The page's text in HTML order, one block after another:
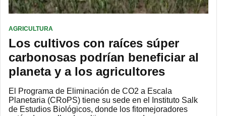
AGRICULTURA
Los cultivos con raíces súper
carbonosas podrían beneficiar al
planeta y a los agricultores
El Programa de Eliminación de CO2 a Escala
Planetaria (CRoPS) tiene su sede en el Instituto Salk
de Estudios Biológicos, donde los fitomejoradores